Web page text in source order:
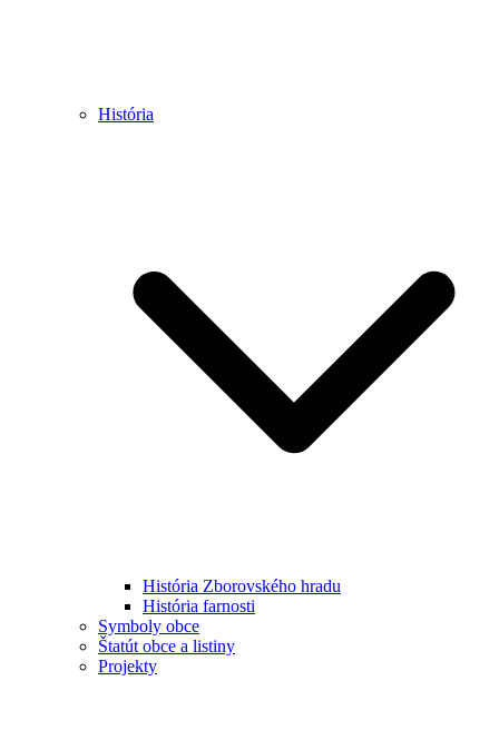
História
História Zborovského hradu
História farnosti
Symboly obce
Štatút obce a listiny
Projekty